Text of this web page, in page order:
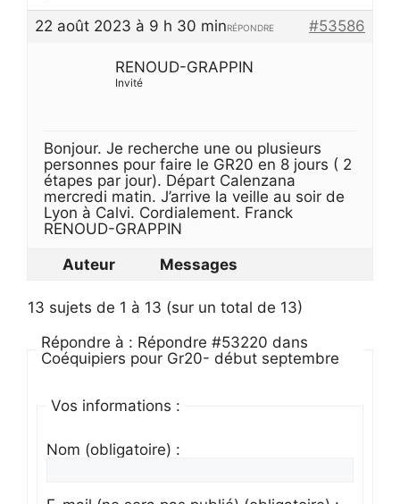
22 août 2023 à 9 h 30 min
#53586
RÉPONDRE
RENOUD-GRAPPIN
Invité
Bonjour. Je recherche une ou plusieurs
personnes pour faire le GR20 en 8 jours ( 2
étapes par jour). Départ Calenzana
mercredi matin. J’arrive la veille au soir de
Lyon à Calvi. Cordialement. Franck
RENOUD-GRAPPIN
Auteur
Messages
13 sujets de 1 à 13 (sur un total de 13)
Répondre à : Répondre #53220 dans
Coéquipiers pour Gr20- début septembre
Vos informations :
Nom (obligatoire) :